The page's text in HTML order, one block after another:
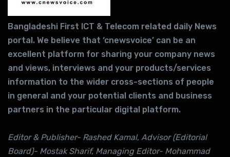
Bangladeshi First ICT & Telecom related daily News
portal. We believe that ‘cnewsvoice’ can be an
excellent platform for sharing your company news
and views, interviews and your products/services
information to the wider cross-sections of people
in general and your potential clients and business
partners in the particular digital platform.
Editor & Publisher- Rashed Kamal, Advisor (Editorial
Board)- Mostak Sharif, Managing Editor- Mohammad